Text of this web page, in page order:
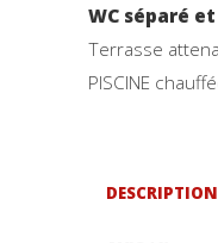
WC séparé
Terrasse
PISCINE
DESCRIPTION